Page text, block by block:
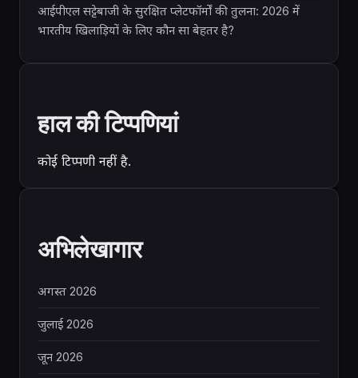
आईपीएल सट्टेबाजी के सुरक्षित प्लेटफॉर्मों की तुलना: 2026 में
भारतीय खिलाड़ियों के लिए कौन सा बेहतर है?
हाल की टिप्पणियां
कोई टिप्पणी नहीं है.
अभिलेखागार
अगस्त 2026
जुलाई 2026
जून 2026